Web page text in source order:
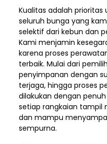
Kualitas adalah
seluruh bunga yang
selektif dari kebun dan
Kami menjamin
karena proses
terbaik. Mulai dari
penyimpanan dengan
terjaga, hingga proses
dilakukan dengan
setiap rangkaian tampil
dan mampu
sempurna.